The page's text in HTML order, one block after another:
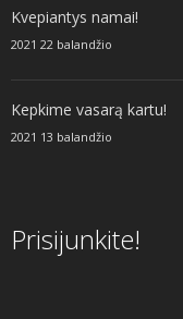
Kvepiantys namai!
2021 22 balandžio
Kepkime vasarą kartu!
2021 13 balandžio
Prisijunkite!